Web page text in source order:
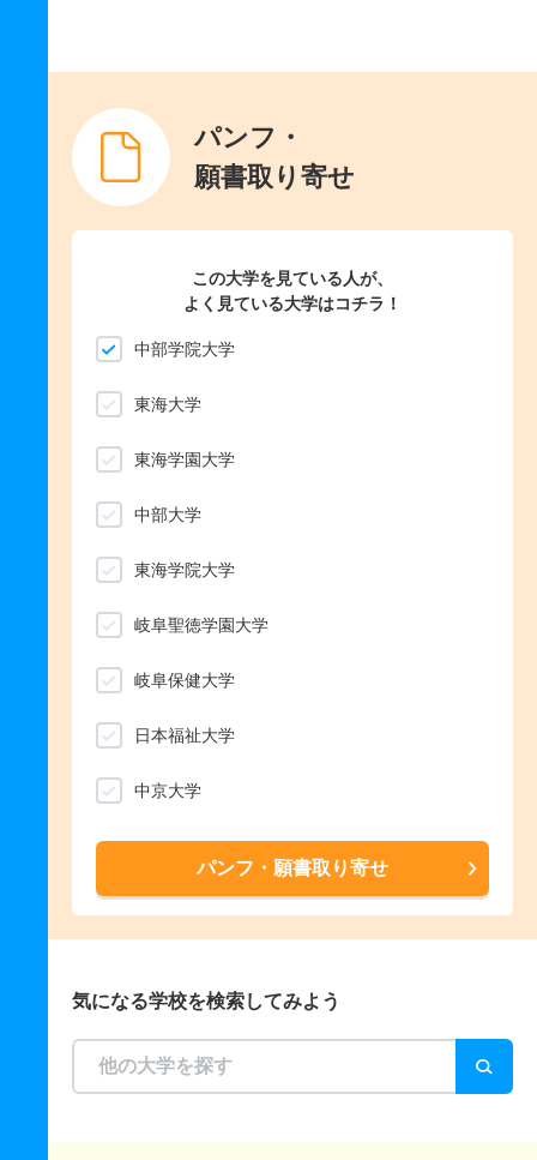
パンフ・
願書取り寄せ
この大学を見ている人が、
よく見ている大学はコチラ！
中部学院大学
東海大学
東海学園大学
中部大学
東海学院大学
岐阜聖徳学園大学
岐阜保健大学
日本福祉大学
中京大学
パンフ・願書取り寄せ
気になる学校を検索してみよう